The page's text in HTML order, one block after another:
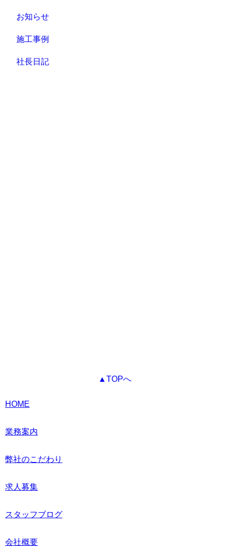
お知らせ
施工事例
社長日記
▲TOPへ
HOME
業務案内
弊社のこだわり
求人募集
スタッフブログ
会社概要